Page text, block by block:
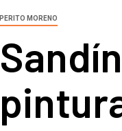
PERITO MORENO